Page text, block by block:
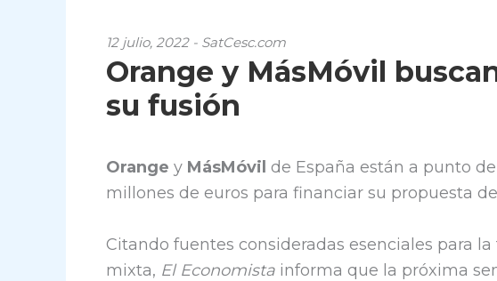
12 julio, 2022 - SatCesc.com
Orange y MásMóvil
su fusión
Orange y MásMóvil de España están a punto
millones de euros para financiar su propuesta
Citando fuentes consideradas esenciales para
mixta, El Economista informa que la próxima